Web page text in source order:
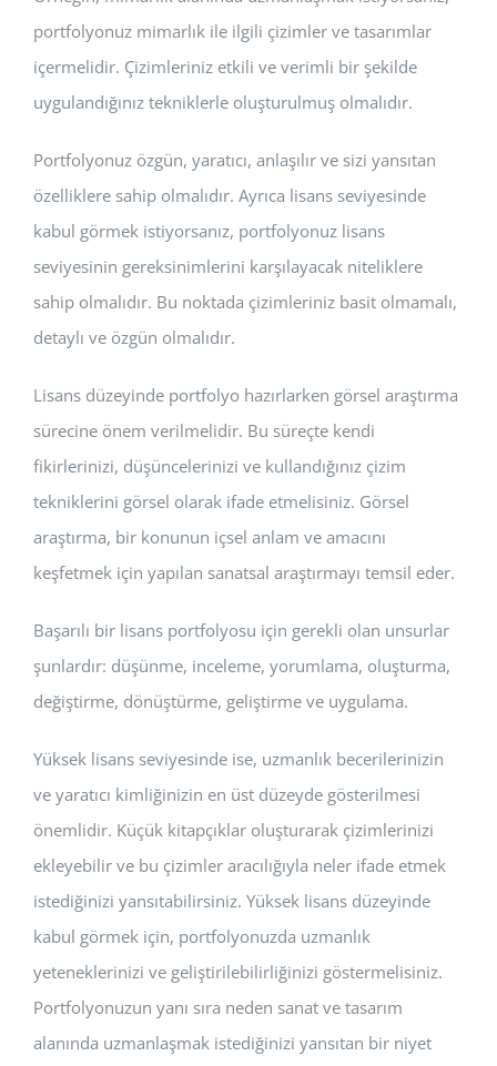
portfolyonuz mimarlık ile ilgili çizimler ve tasarımlar
içermelidir. Çizimleriniz etkili ve verimli bir şekilde
uygulandığınız tekniklerle oluşturulmuş olmalıdır.
Portfolyonuz özgün, yaratıcı, anlaşılır ve sizi yansıtan
özelliklere sahip olmalıdır. Ayrıca lisans seviyesinde
kabul görmek istiyorsanız, portfolyonuz lisans
seviyesinin gereksinimlerini karşılayacak niteliklere
sahip olmalıdır. Bu noktada çizimleriniz basit olmamalı,
detaylı ve özgün olmalıdır.
Lisans düzeyinde portfolyo hazırlarken görsel araştırma
sürecine önem verilmelidir. Bu süreçte kendi
fikirlerinizi, düşüncelerinizi ve kullandığınız çizim
tekniklerini görsel olarak ifade etmelisiniz. Görsel
araştırma, bir konunun içsel anlam ve amacını
keşfetmek için yapılan sanatsal araştırmayı temsil eder.
Başarılı bir lisans portfolyosu için gerekli olan unsurlar
şunlardır: düşünme, inceleme, yorumlama, oluşturma,
değiştirme, dönüştürme, geliştirme ve uygulama.
Yüksek lisans seviyesinde ise, uzmanlık becerilerinizin
ve yaratıcı kimliğinizin en üst düzeyde gösterilmesi
önemlidir. Küçük kitapçıklar oluşturarak çizimlerinizi
ekleyebilir ve bu çizimler aracılığıyla neler ifade etmek
istediğinizi yansıtabilirsiniz. Yüksek lisans düzeyinde
kabul görmek için, portfolyonuzda uzmanlık
yeteneklerinizi ve geliştirilebilirliğinizi göstermelisiniz.
Portfolyonuzun yanı sıra neden sanat ve tasarım
alanında uzmanlaşmak istediğinizi yansıtan bir niyet